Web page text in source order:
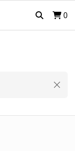
0